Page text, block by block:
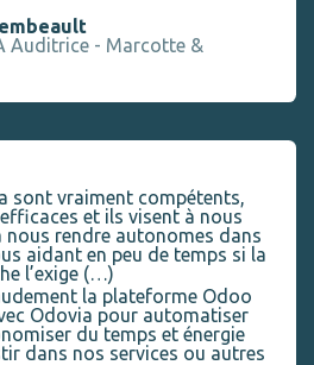
Auditrice - Marcotte &
sont vraiment compétents,
et ils visent à nous
nous rendre autonomes dans
aidant en peu de temps si la
l’exige (…)
la plateforme Odoo
Odovia pour automatiser
du temps et énergie
dans nos services ou autres